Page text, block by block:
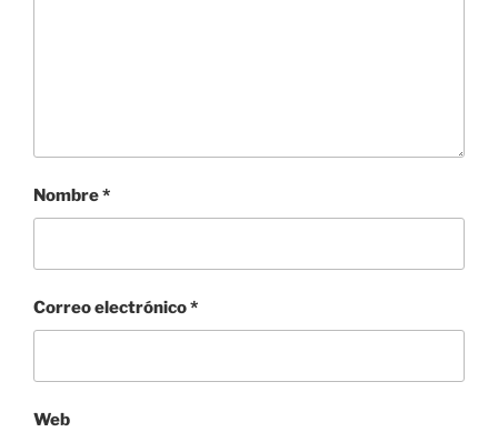
Nombre*
Correo electrónico*
Web